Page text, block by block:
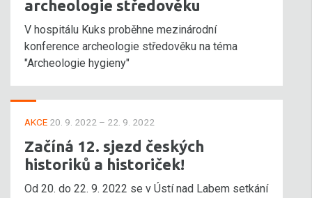
archeologie středověku
V hospitálu Kuks proběhne mezinárodní
konference archeologie středověku na téma
"Archeologie hygieny"
AKCE 20. 9. 2022 – 22. 9. 2022
Začíná 12. sjezd českých
historiků a historiček!
Od 20. do 22. 9. 2022 se v Ústí nad Labem setkání